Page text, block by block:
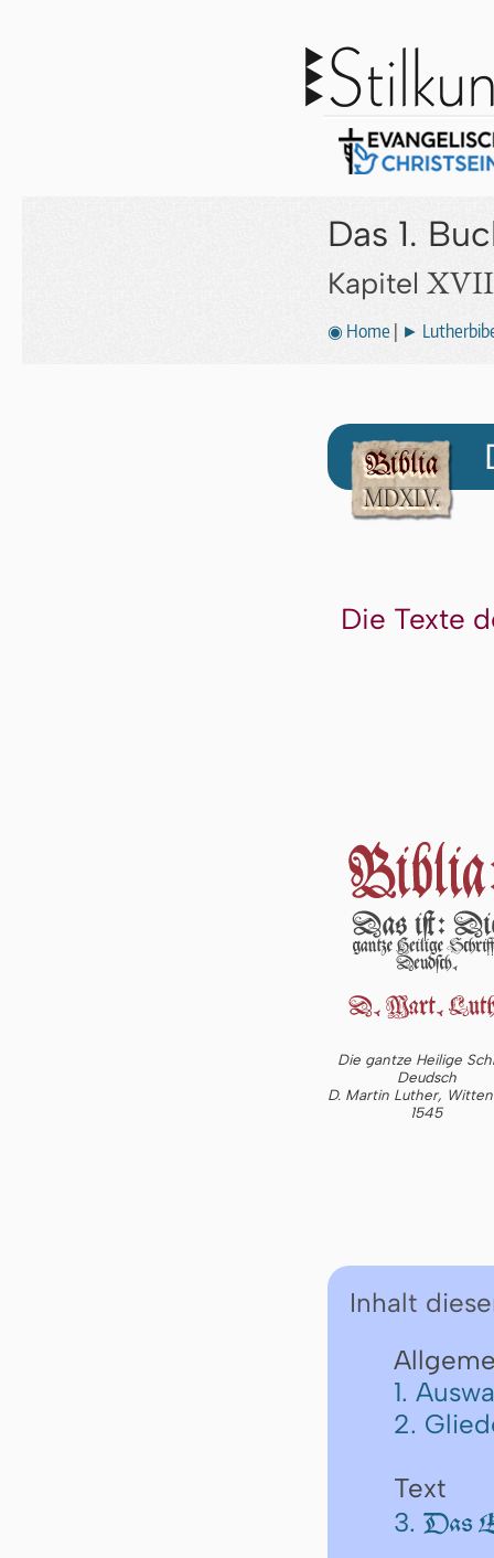
Das 1.
Kapitel
◉ Home ►
Die Texte
Die gantze Heilige
Deudsch
D. Martin Luther,
1545
Inhalt
1.
2.
Text
3. Das